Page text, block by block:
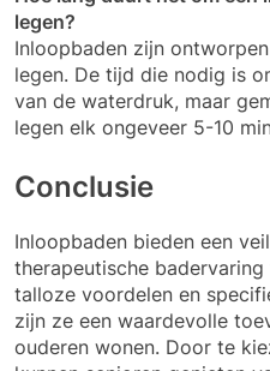
legen?
Inloopbaden zijn
legen. De tijd die nodig is
van de waterdruk, maar
legen elk ongeveer 5-10
Conclusie
Inloopbaden bieden een
therapeutische
talloze voordelen en
zijn ze een waardevolle
ouderen wonen. Door te